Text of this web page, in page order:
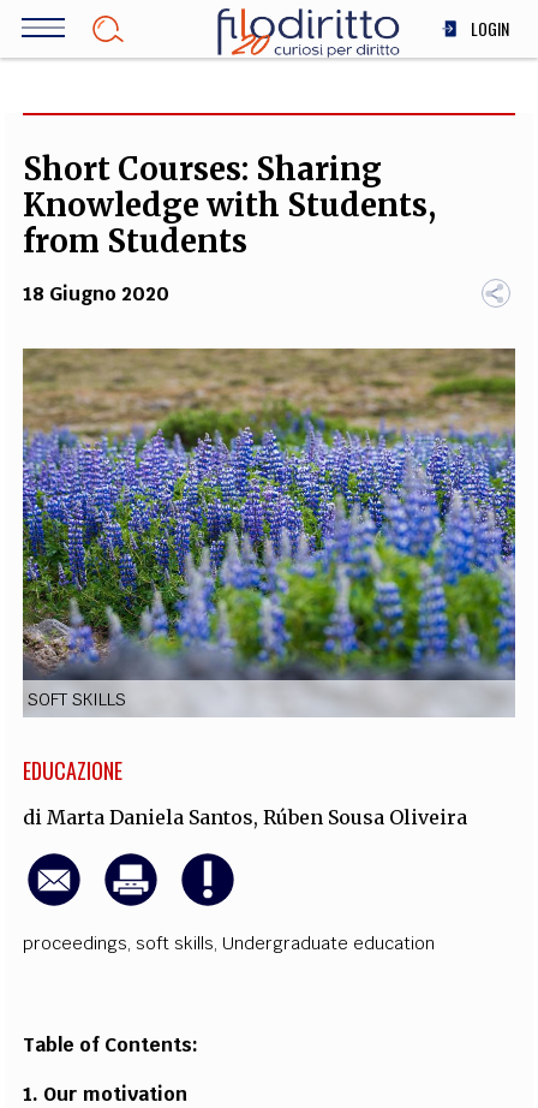
Salta
LOGIN
SOCIETÀ
MEDICINA
SCIENZA
TEAM
FILODIRITTO REDAZIONE COMITATO SCIENTIFICO AUTORI CURATORI
FOTOGRAFI PARTNER COLLABORA CON NOI
EXTRA
CODICI RUBRICHE LIBRI PROCEEDINGS PUBBLICITÀ CONTATTI
SOCIAL MEDIA
Short Courses: Sharing
Knowledge with Students,
from Students
18 Giugno 2020
SOFT SKILLS
EDUCAZIONE
di Marta Daniela Santos,Rúben Sousa Oliveira
proceedings,soft skills, Undergraduate education
Table of Contents:
1. Our motivation